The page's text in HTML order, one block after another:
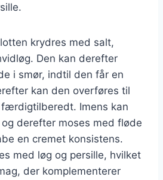
krydres med salt,
Den kan derefter
i smør, indtil den får en
kan den overføres til
Imens kan
derefter moses med fløde
en cremet konsistens.
med løg og persille, hvilket
der komplementerer